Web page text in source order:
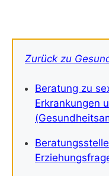
Zurück zu
Beratung zu
Erkrankungen